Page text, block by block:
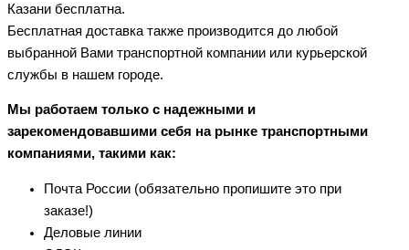
Казани бесплатна.
Бесплатная доставка также производится до любой
выбранной Вами транспортной компании или курьерской
службы в нашем городе.
Мы работаем только с надежными и
зарекомендовавшими себя на рынке транспортными
компаниями, такими как:
Почта России (обязательно пропишите это при
заказе!)
Деловые линии